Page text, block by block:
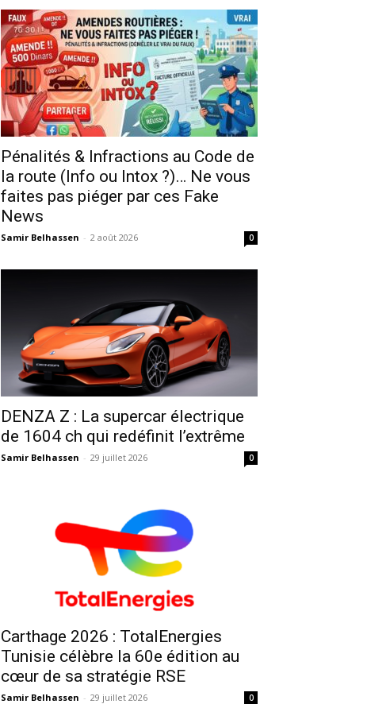
Pénalités & Infractions au Code de
la route (Info ou Intox ?)… Ne vous
faites pas piéger par ces Fake
News
Samir Belhassen - 2 août 2026 0
DENZA Z : La supercar électrique
de 1604 ch qui redéfinit l’extrême
Samir Belhassen - 29 juillet 2026 0
Carthage 2026 : TotalEnergies
Tunisie célèbre la 60e édition au
cœur de sa stratégie RSE
Samir Belhassen - 29 juillet 2026 0